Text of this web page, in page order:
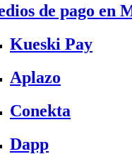
de pago en
Kueski Pay
Aplazo
Conekta
Dapp